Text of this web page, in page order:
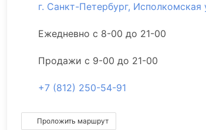
г. Санкт-Петербург, Исполкомская
Ежедневно с 8-00 до 21-00
Продажи с 9-00 до 21-00
+7 (812) 250-54-91
Проложить маршрут